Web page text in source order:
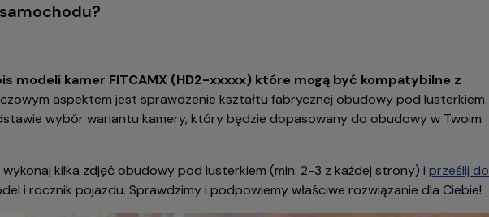
modeli kamer FITCAMX (HD2-xxxxx) które mogą być kompatybilne z
aspektem jest sprawdzenie kształtu fabrycznej obudowy pod lusterkiem
wybór wariantu kamery, który będzie dopasowany do obudowy w Twoim
kilka zdjęć obudowy pod lusterkiem (min. 2-3 z każdej strony) i prześlij do
i rocznik pojazdu. Sprawdzimy i podpowiemy właściwe rozwiązanie dla Ciebie!